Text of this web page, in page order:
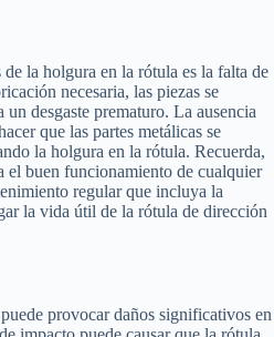
de la holgura en la rótula es la falta de
necesaria, las piezas se
desgaste prematuro. La ausencia
que las partes metálicas se
la holgura en la rótula. Recuerda,
el buen funcionamiento de cualquier
regular que incluya la
la vida útil de la rótula de dirección
provocar daños significativos en